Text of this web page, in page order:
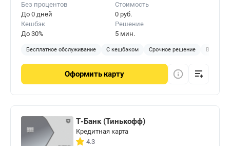
Без процентов
До 0 дней
Стоимость
0 руб.
Кешбэк
До 30%
Решение
5 мин.
Бесплатное обслуживание С кешбэком Срочное решение
Оформить карту
Т-Банк (Тинькофф)
Кредитная карта
4.3